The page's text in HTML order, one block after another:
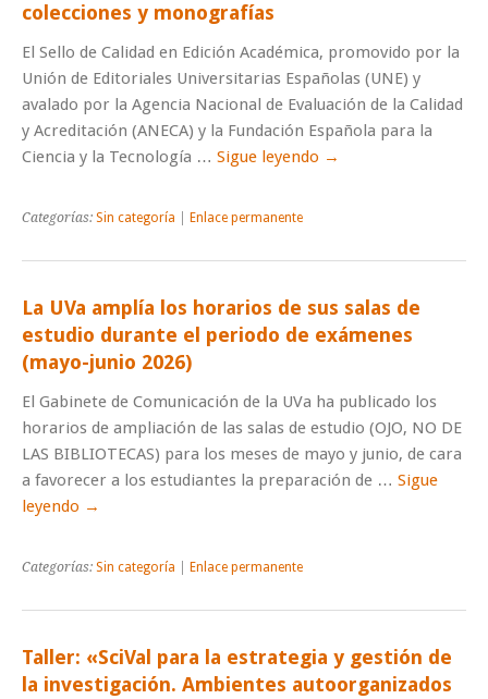
colecciones y monografías
El Sello de Calidad en Edición Académica, promovido por la
Unión de Editoriales Universitarias Españolas (UNE) y
avalado por la Agencia Nacional de Evaluación de la Calidad
y Acreditación (ANECA) y la Fundación Española para la
Ciencia y la Tecnología … Sigue leyendo →
Categorías: Sin categoría Enlace permanente
La UVa amplía los horarios de sus salas de
estudio durante el periodo de exámenes
(mayo-junio 2026)
El Gabinete de Comunicación de la UVa ha publicado los
horarios de ampliación de las salas de estudio (OJO, NO DE
LAS BIBLIOTECAS) para los meses de mayo y junio, de cara
a favorecer a los estudiantes la preparación de … Sigue
leyendo →
Categorías: Sin categoría Enlace permanente
Taller: «SciVal para la estrategia y gestión de
la investigación. Ambientes autoorganizados